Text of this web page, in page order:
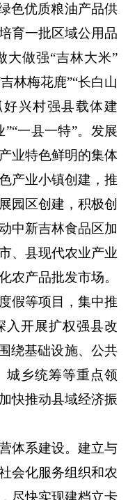
色优质粮油产品供
育一批区域公用品
大做强“吉林大米”
林梅花鹿”“长白山
兴村强县载体建
一县一特”。发展
业特色鲜明的集体
产业小镇创建，推
园区创建，积极创
中新吉林食品区加
、县现代农业产业
农产品批发市场。
假等项目，集中推
入开展扩权强县改
绕基础设施、公共
城乡统筹等重点领
快推动县域经济振
体系建设。 建立与
会化服务组织和农
尽快实现建档立卡